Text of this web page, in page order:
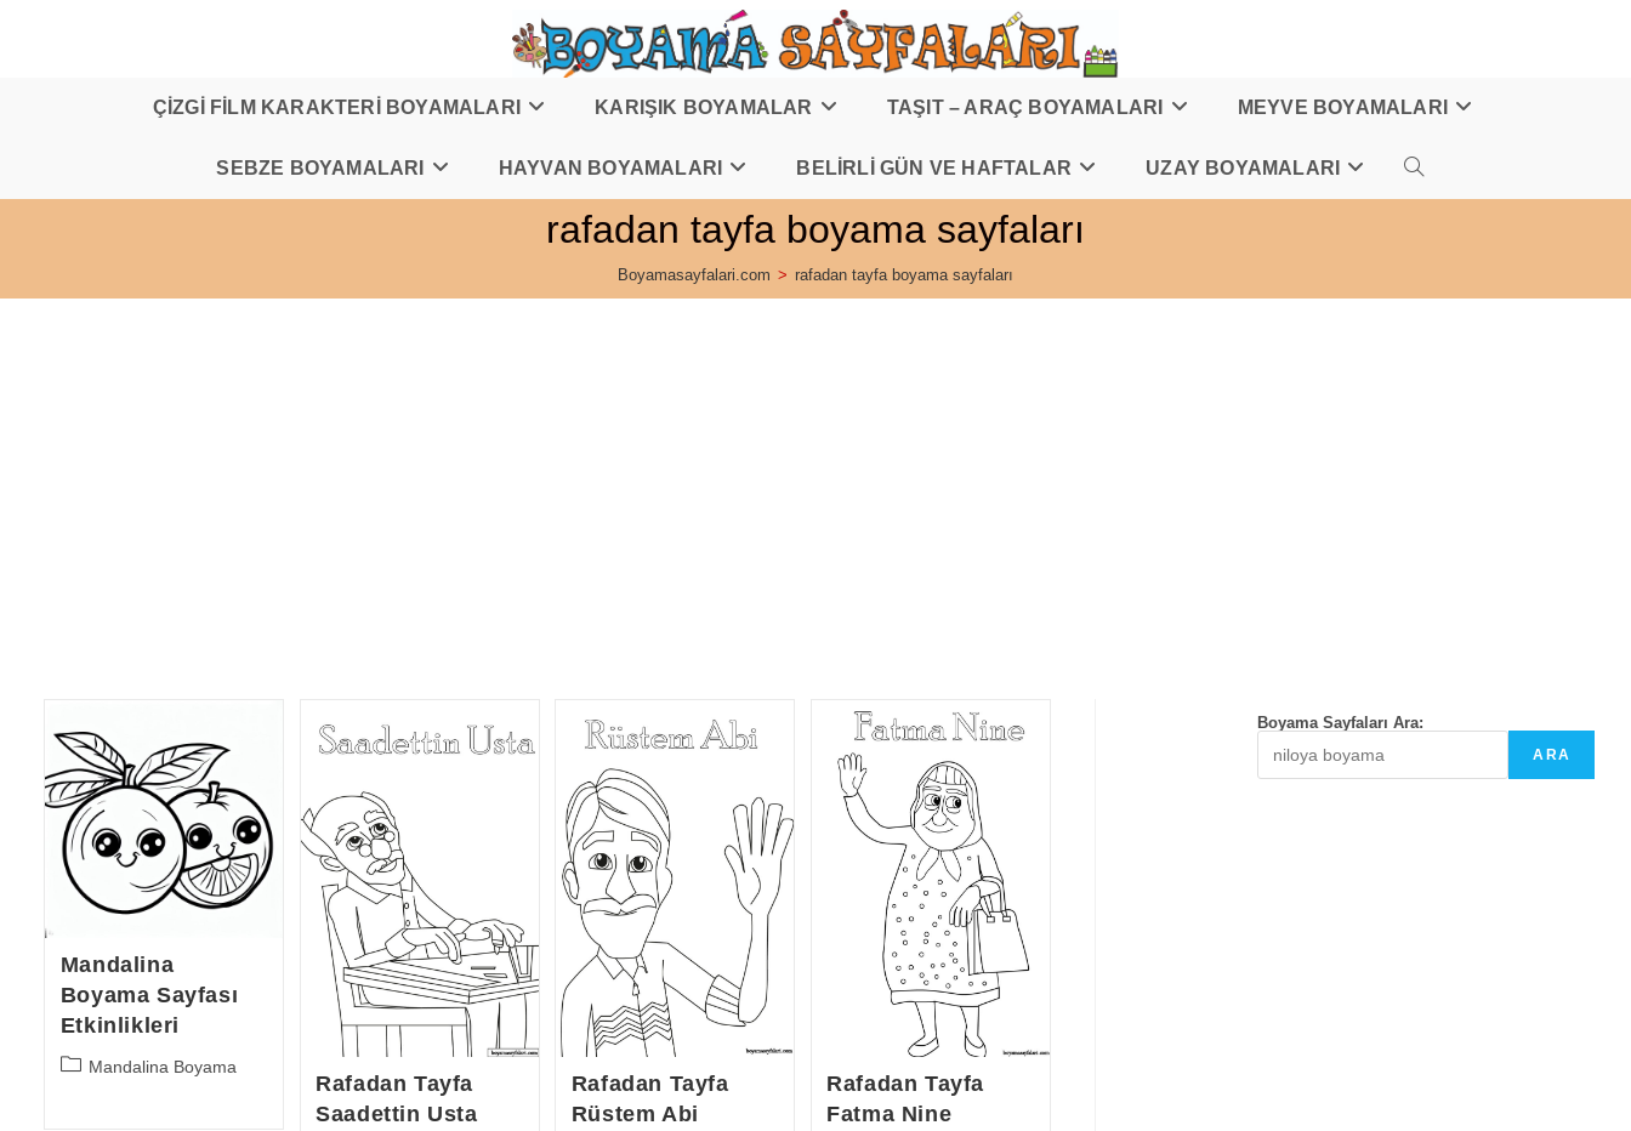
ÇİZGİ FİLM KARAKTERİ BOYAMALARI KARIŞIK BOYAMALAR TAŞIT – ARAÇ BOYAMALARI MEYVE BOYAMALARI
SEBZE BOYAMALARI HAYVAN BOYAMALARI BELİRLİ GÜN VE HAFTALAR UZAY BOYAMALARI TOGGLE
rafadan tayfa boyama sayfaları
Boyamasayfalari.com > rafadan tayfa boyama sayfaları
Mandalina
Boyama Sayfası
Etkinlikleri
PostMandalina Boyama
Rafadan Tayfa
Saadettin Usta
Rafadan Tayfa
Rüstem Abi
Rafadan Tayfa
Fatma Nine
Boyama Sayfaları Ara:
ARA